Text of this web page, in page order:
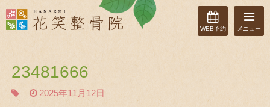
WEB予約 メニュー
23481666
2025年11月12日